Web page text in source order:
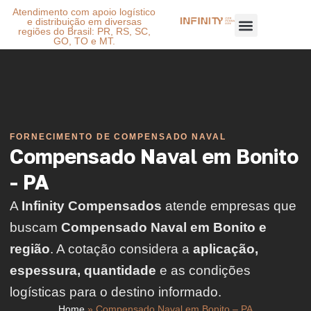
Atendimento com apoio logístico
e distribuição em diversas
regiões do Brasil: PR, RS, SC,
GO, TO e MT.
FORNECIMENTO DE COMPENSADO NAVAL
Compensado Naval em Bonito
- PA
A Infinity Compensados atende empresas que
buscam Compensado Naval em Bonito e
região. A cotação considera a aplicação,
espessura, quantidade e as condições
logísticas para o destino informado.